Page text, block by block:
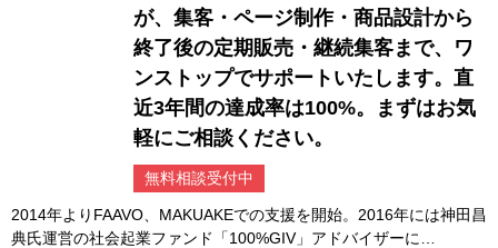
が、集客・ページ制作・商品設計から
終了後の定期販売・継続集客まで、ワ
ンストップでサポートいたします。直
近3年間の達成率は100%。まずはお気
軽にご相談ください。
無料相談受付中
2014年よりFAAVO、MAKUAKEでの支援を開始。2016年には神田昌
典氏運営の社会起業ファンド「100%GIV」アドバイザーに…